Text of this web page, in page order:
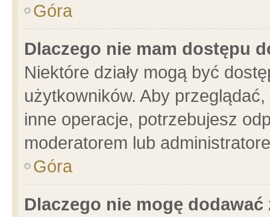
Góra
Dlaczego nie mam dostępu
Niektóre działy mogą być
użytkowników. Aby
inne operacje, potrzebujesz
moderatorem lub
Góra
Dlaczego nie mogę dodawać